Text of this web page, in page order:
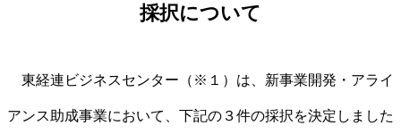
採択について
東経連ビジネスセンター（※１）は、新事業開発・アライ
アンス助成事業において、下記の３件の採択を決定しました